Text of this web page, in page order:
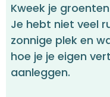
Kweek je
Je hebt niet veel
zonnige plek en
hoe je je eigen
aanleggen.